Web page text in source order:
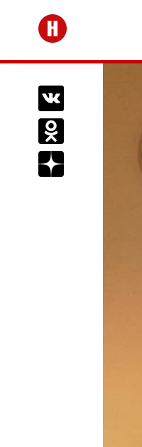
Перейти на главную
Поделиться
Поделиться в
Подписаться на